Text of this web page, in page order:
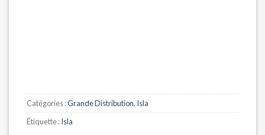
Catégories :Grande Distribution, Isla
Étiquette :Isla